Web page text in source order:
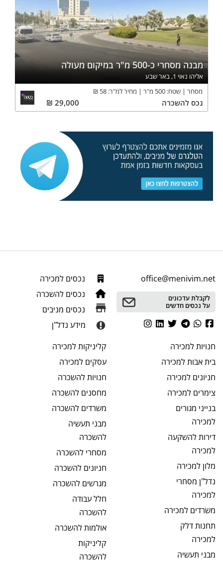
מבנה מסחרי כ-500 מ"ר במיקום מעולה
אליהו נאוי 1, באר שבע
מסחר
שטח: 500 מ"ר מחיר למ"ר: 58
₪
נכס להשכרה 29,000
₪
office@menivim.net
לקבלת עדכונים
על נכסים חדשים
נכסים למכירה
נכסים להשכרה
נכסים מניבים
מידע נדל"ן
חנויותלמכירה
בית אבותלמכירה
חניונים למכירה
צימרים למכירה
בנייני מגורים
למכירה
דירות להשקעה
למכירה
מלון למכירה
נדל"ן מסחרי
למכירה
משרדים למכירה
תחנות דלק
למכירה
מבני תעשיה
קליניקותלמכירה
עסקים למכירה
חנויותלהשכרה
מחסנים להשכרה
משרדים להשכרה
מבני תעשיה
להשכרה
מסחרי להשכרה
חניונים להשכרה
מגרשים להשכרה
חלל עבודה
להשכרה
אולמותלהשכרה
קליניקות
להשכרה